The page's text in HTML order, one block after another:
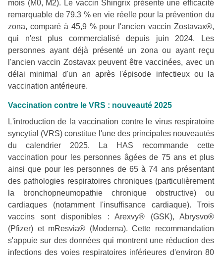
mois (M0, M2). Le vaccin Shingrix présente une efficacité
remarquable de 79,3 % en vie réelle pour la prévention du
zona, comparé à 45,9 % pour l'ancien vaccin Zostavax®,
qui n'est plus commercialisé depuis juin 2024. Les
personnes ayant déjà présenté un zona ou ayant reçu
l'ancien vaccin Zostavax peuvent être vaccinées, avec un
délai minimal d'un an après l'épisode infectieux ou la
vaccination antérieure.
Vaccination contre le VRS : nouveauté 2025
L'introduction de la vaccination contre le virus respiratoire
syncytial (VRS) constitue l'une des principales nouveautés
du calendrier 2025. La HAS recommande cette
vaccination pour les personnes âgées de 75 ans et plus
ainsi que pour les personnes de 65 à 74 ans présentant
des pathologies respiratoires chroniques (particulièrement
la bronchopneumopathie chronique obstructive) ou
cardiaques (notamment l'insuffisance cardiaque). Trois
vaccins sont disponibles : Arexvy® (GSK), Abrysvo®
(Pfizer) et mResvia® (Moderna). Cette recommandation
s'appuie sur des données qui montrent une réduction des
infections des voies respiratoires inférieures d'environ 80